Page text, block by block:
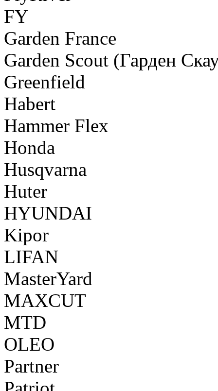
FY
Garden France
Garden Scout (Гарден
Greenfield
Habert
Hammer Flex
Honda
Husqvarna
Huter
HYUNDAI
Kipor
LIFAN
MasterYard
MAXCUT
MTD
OLEO
Partner